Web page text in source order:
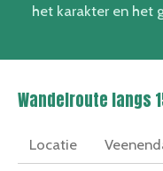
het karakter en het
Wandelroute langs
Locatie